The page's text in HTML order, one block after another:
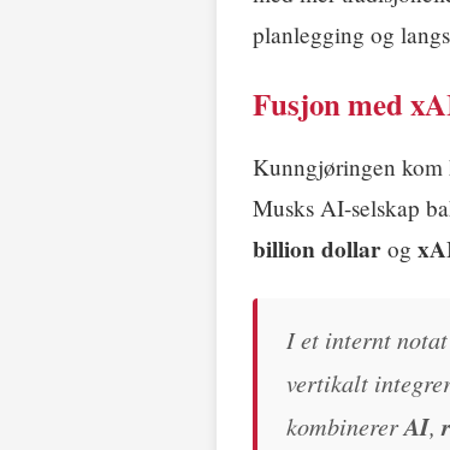
planlegging og
Fusjon med
Kunngjøringen kom
Musks AI-selskap
billion dollar og
I et internt notat
vertikalt
kombinererAI,